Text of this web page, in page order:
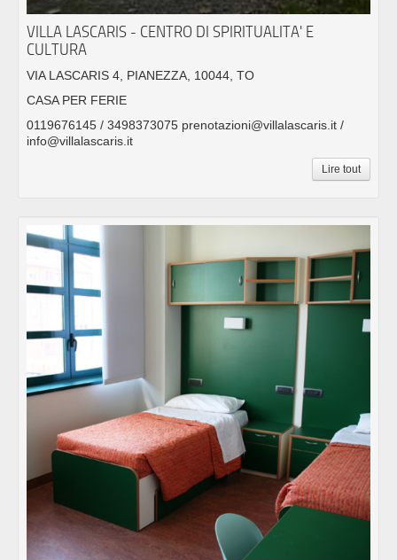
VILLA LASCARIS - CENTRO DI SPIRITUALITA' E
CULTURA
VIA LASCARIS 4, PIANEZZA, 10044, TO
CASA PER FERIE
0119676145 / 3498373075 prenotazioni@villalascaris.it /
info@villalascaris.it
Lire tout